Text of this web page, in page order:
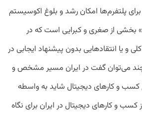
پلتفرم‌ها امکان رشد و بلوغ اکوسیستم
بخشی از صغری و کبرایی است که در
و یا انتقادهایی بدون پیشنهاد ایجابی در
می‌توان گفت در ایران مسیر مشخص و
کسب و کارهای دیجیتال شاید به واسطه
و کارهای دیجیتال در ایران برای نگاه